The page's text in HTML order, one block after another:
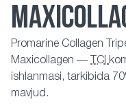
Promarine Collagen
Maxicollagen —
TCI
ishlanmasi, tarkibida
mavjud.